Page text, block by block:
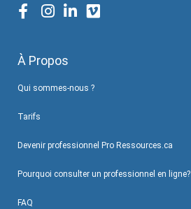
À Propos
Qui sommes-nous ?
Tarifs
Devenir professionnel Pro Ressources.ca
Pourquoi consulter un professionnel en ligne?
FAQ